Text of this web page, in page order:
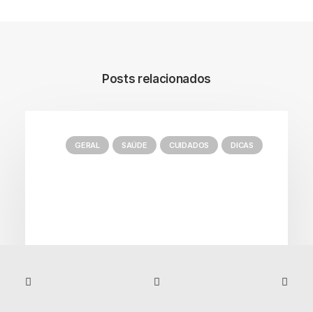
Posts relacionados
GERAL SAÚDE CUIDADOS DICAS